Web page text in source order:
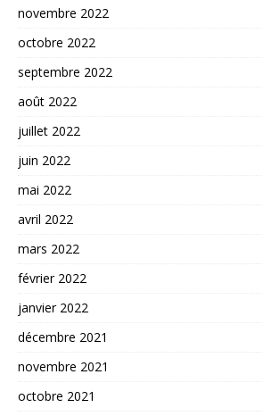
novembre 2022
octobre 2022
septembre 2022
août 2022
juillet 2022
juin 2022
mai 2022
avril 2022
mars 2022
février 2022
janvier 2022
décembre 2021
novembre 2021
octobre 2021